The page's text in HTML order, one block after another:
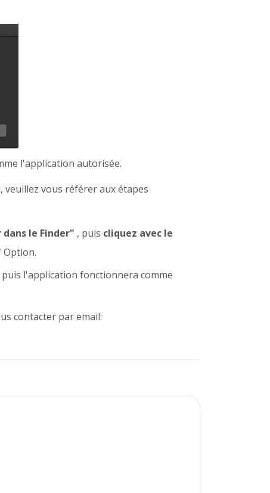
l'application autorisée.
veuillez vous référer aux étapes
le Finder" , puis cliquez avec le
Option.
l'application fonctionnera comme
contacter par email: